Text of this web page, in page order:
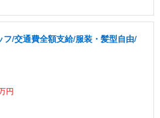
/交通費全額支給/服装・髪型自由/
円